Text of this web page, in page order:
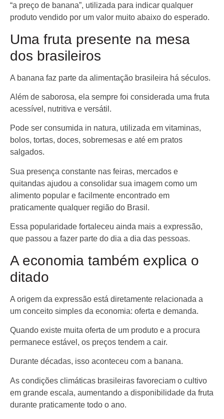
“a preço de banana”, utilizada para indicar qualquer
produto vendido por um valor muito abaixo do esperado.
Uma fruta presente na mesa
dos brasileiros
A banana faz parte da alimentação brasileira há séculos.
Além de saborosa, ela sempre foi considerada uma fruta
acessível, nutritiva e versátil.
Pode ser consumida in natura, utilizada em vitaminas,
bolos, tortas, doces, sobremesas e até em pratos
salgados.
Sua presença constante nas feiras, mercados e
quitandas ajudou a consolidar sua imagem como um
alimento popular e facilmente encontrado em
praticamente qualquer região do Brasil.
Essa popularidade fortaleceu ainda mais a expressão,
que passou a fazer parte do dia a dia das pessoas.
A economia também explica o
ditado
A origem da expressão está diretamente relacionada a
um conceito simples da economia: oferta e demanda.
Quando existe muita oferta de um produto e a procura
permanece estável, os preços tendem a cair.
Durante décadas, isso aconteceu com a banana.
As condições climáticas brasileiras favoreciam o cultivo
em grande escala, aumentando a disponibilidade da fruta
durante praticamente todo o ano.